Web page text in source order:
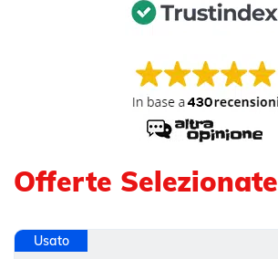
Offerte Selezionate
Usato